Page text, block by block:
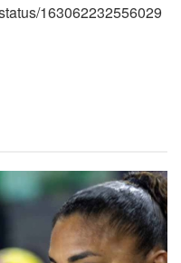
163062232556029